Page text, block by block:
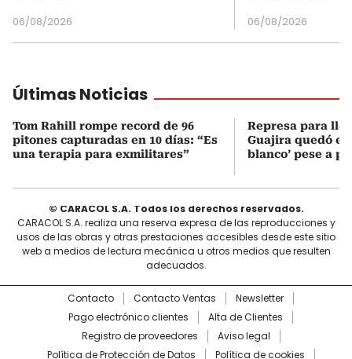
06/08/2026 06/08/2026
Últimas Noticias
Tom Rahill rompe record de 96
pitones capturadas en 10 días: “Es
una terapia para exmilitares”
Represa para
Guajira quedó en
blanco’ pese a
© CARACOL S.A. Todos los derechos reservados.
CARACOL S.A. realiza una reserva expresa de las reproducciones y
usos de las obras y otras prestaciones accesibles desde este sitio
web a medios de lectura mecánica u otros medios que resulten
adecuados.
Contacto Contacto Ventas
Newsletter
Pago electrónico clientes
Alta de Clientes
Registro de proveedores
Aviso legal
Política de Protección de Datos
Política de cookies